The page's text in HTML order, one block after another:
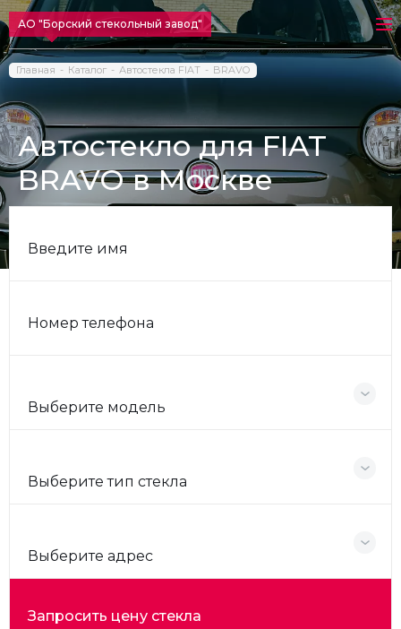
АО "Борский стекольный завод"
Главная Каталог Автостекла FIAT BRAVO
Автостекло для FIAT
BRAVO в Москве
Введите имя
Номер телефона
Выберите модель
Выберите тип стекла
Выберите адрес
Запросить цену стекла